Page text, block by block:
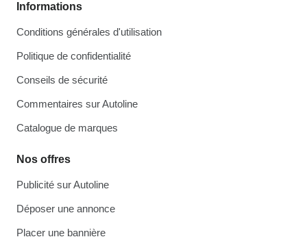
Informations
Conditions générales d'utilisation
Politique de confidentialité
Conseils de sécurité
Commentaires sur Autoline
Catalogue de marques
Nos offres
Publicité sur Autoline
Déposer une annonce
Placer une bannière